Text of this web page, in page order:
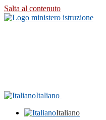
Salta al contenuto
Italiano
Italiano